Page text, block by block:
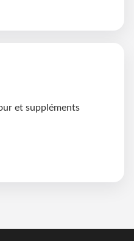
et suppléments